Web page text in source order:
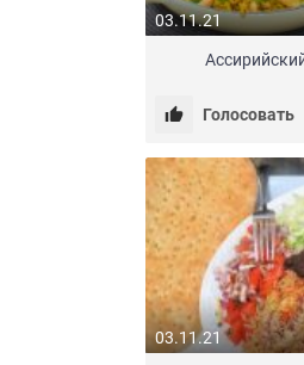
03.11.21
Голосовать
03.11.21